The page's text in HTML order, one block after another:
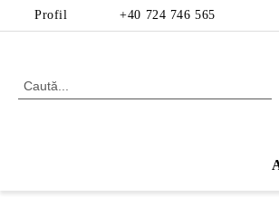
Profil +40 724 746 565